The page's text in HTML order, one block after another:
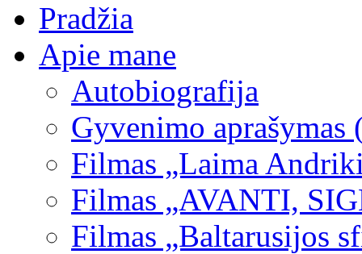
Pradžia
Apie mane
Autobiografija
Gyvenimo aprašymas
Filmas „Laima
Filmas „AVANTI,
Filmas „Baltarusijos